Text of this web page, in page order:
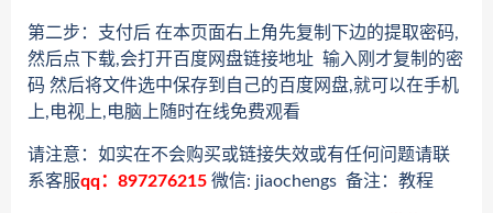
第二步：支付后 在本页面右上角先复制下边的提取密码,
然后点下载,会打开百度网盘链接地址 输入刚才复制的密
码 然后将文件选中保存到自己的百度网盘,就可以在手机
上,电视上,电脑上随时在线免费观看
请注意：如实在不会购买或链接失效或有任何问题请联
系客服qq：897276215 微信: jiaochengs 备注：教程